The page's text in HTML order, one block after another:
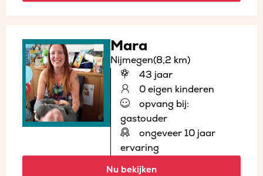
Mara
Nijmegen(8,2 km)
43 jaar
0 eigen kinderen
opvang bij:
gastouder
ongeveer 10 jaar
ervaring
Nu bekijken